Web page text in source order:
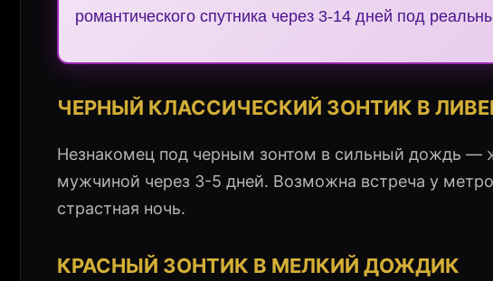
романтического спутника через 3-14 дней под
ЧЕРНЫЙ КЛАССИЧЕСКИЙ ЗОНТИК В
Незнакомец под черным зонтом в сильный дождь —
мужчиной через 3-5 дней. Возможна встреча у
страстная ночь.
КРАСНЫЙ ЗОНТИК В МЕЛКИЙ ДОЖДИК